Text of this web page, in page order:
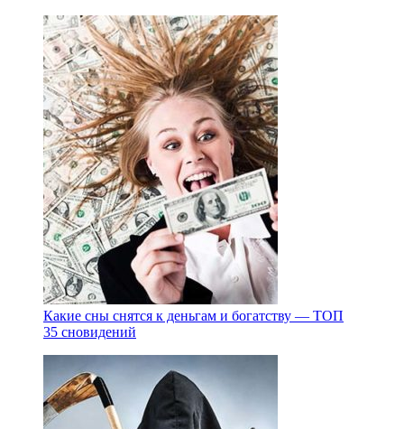
Какие сны снятся к деньгам и богатству — ТОП
35 сновидений